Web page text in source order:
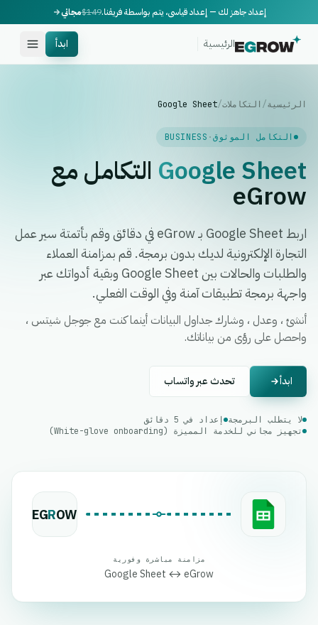
إعداد جاهز لك — إعداد قياسي، يتم بواسطة فريقنا.$149مجاني
الرئيسية ابدأ
الرئيسية/ التكاملات/
Google Sheet
التكامل الموثوق·
BUSINESS
Google Sheet التكامل مع
eGrow
اربط Google Sheet بـ eGrow في دقائق وقم بأتمتة سير عمل
التجارة الإلكترونية لديك بدون برمجة. قم بمزامنة العملاء
والطلبات والحالات بين Google Sheet وبقية أدواتك عبر
واجهة برمجة تطبيقات آمنة وفي الوقت الفعلي.
أنشئ ، وعدل ، وشارك جداول البيانات أينما كنت مع جوجل شيتس ،
واحصل على رؤى من بياناتك.
ابدأ تحدث عبر واتساب
لا يتطلب البرمجة
إعداد في 5 دقائق
تجهيز مجاني للخدمة المميزة (White-glove onboarding)
EGROW
مزامنة مباشرة وفورية
Google Sheet ↔ eGrow